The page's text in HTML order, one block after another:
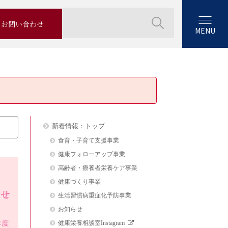
お問い合わせ
MENU
新着情報：トップ
食育・子育て支援事業
健康フォローアップ事業
高齢者・療養者栄養ケア事業
健康づくり事業
生活習慣病重症化予防事業
お知らせ
健康栄養相談室Instagram